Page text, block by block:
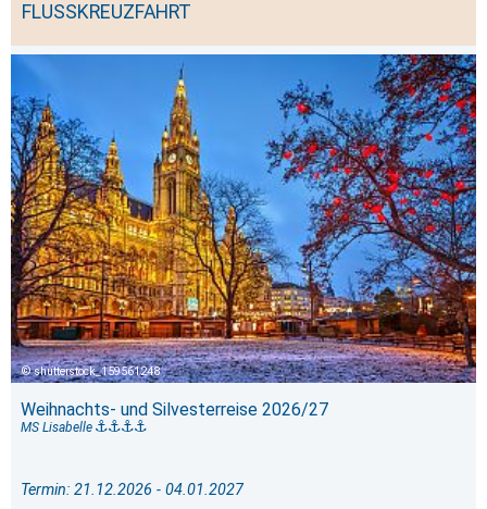
FLUSSKREUZFAHRT
shutterstock_159561248
Weihnachts- und Silvesterreise 2026/27
MS Lisabelle
Termin: 21.12.2026 - 04.01.2027